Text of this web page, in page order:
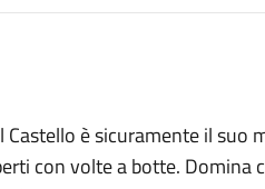
è sicuramente il suo
con volte a botte. Domina